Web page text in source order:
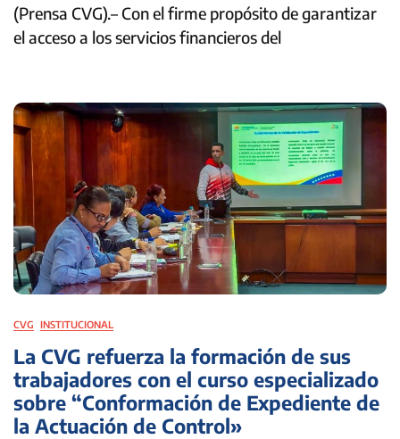
(Prensa CVG).– Con el firme propósito de garantizar
el acceso a los servicios financieros del
CVG INSTITUCIONAL
La CVG refuerza la formación de sus
trabajadores con el curso especializado
sobre “Conformación de Expediente de
la Actuación de Control»